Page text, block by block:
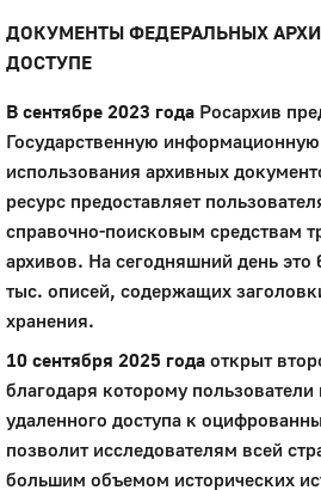
ДОКУМЕНТЫ ФЕДЕРАЛЬНЫХ
ДОСТУПЕ
В сентябре 2023 года Росархив
Государственную
использования архивных
ресурс предоставляет
справочно-поисковым средствам
архивов. На сегодняшний день
тыс. описей, содержащих
хранения.
10 сентября 2025 года открыт
благодаря которому
удаленного доступа к
позволит исследователям всей
большим объемом исторических